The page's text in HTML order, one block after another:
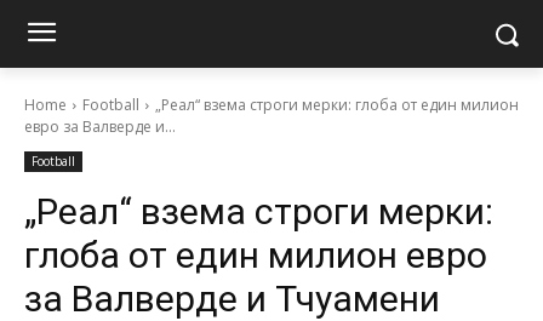
Home Football
„Реал“ взема строги мерки: глоба от един милион
евро за Валверде и...
Football
„Реал“ взема строги мерки:
глоба от един милион евро
за Валверде и Тчуамени